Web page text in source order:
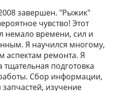
завершен. "Рыжик"
чувство! Этот
немало времени, сил и
Я научился многому,
аспектам ремонта. Я
подготовка
Сбор информации,
изучение